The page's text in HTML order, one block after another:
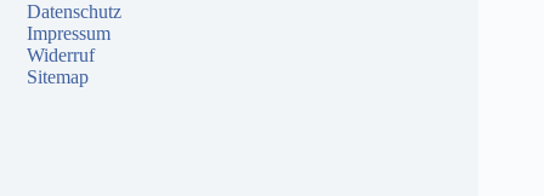
Datenschutz
Impressum
Widerruf
Sitemap